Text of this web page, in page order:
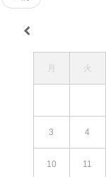
月 火
3 4
10 11